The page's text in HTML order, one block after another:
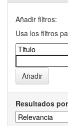
Añadir filtros:
Usa los filtros
Resultados